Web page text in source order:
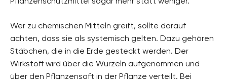
Wer zu chemischen Mitteln greift, sollte darauf
achten, dass sie als systemisch gelten. Dazu gehören
Stäbchen, die in die Erde gesteckt werden. Der
Wirkstoff wird über die Wurzeln aufgenommen und
über den Pflanzensaft in der Pflanze verteilt. Bei